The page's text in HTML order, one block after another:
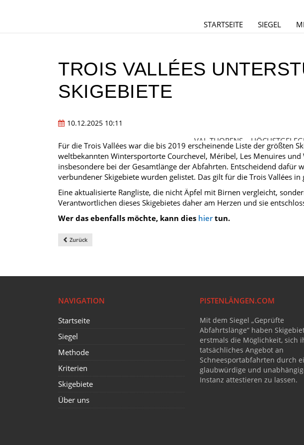
STARTSEITE SIEGEL
TROIS VALLÉES
KIGEBIETE
10.12.2025 10:11
VAL THORENS –
Für die Trois Vallées war die bis 2019 erscheinende Liste der größten
weltbekannten Wintersportorte Courchevel, Méribel, Les Menuires
insbesondere bei der Gesamtlänge der Abfahrten. Entscheidend dafür
verbundener Skigebiete wurden gelistet. Das gilt für die Trois Vallées in
Eine aktualisierte Rangliste, die nicht Äpfel mit Birnen vergleicht,
Verantwortlichen dieses Skigebietes daher am Herzen und sie
Wer das ebenfalls möchte, kann dies hiertun.
Zurück
NAVIGATION
Startseite
Siegel
Methode
Kriterien
Skigebiete
Über uns
PISTENLÄNGEN.COM
Mit dem Siegel „Geprüfte
Abfahrtslänge“ haben
erstmals die Möglichkeit, sich
tatsächliches Angebot an
Schneesportabfahrten durch
glaubwürdige und
Instanz attestieren zu lassen.